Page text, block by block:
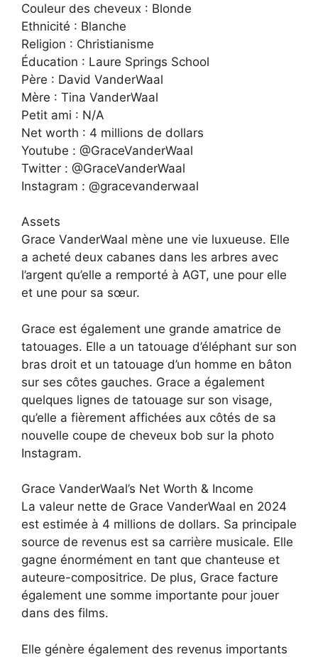
Couleur des cheveux : Blonde
Ethnicité : Blanche
Religion : Christianisme
Éducation : Laure Springs School
Père : David VanderWaal
Mère : Tina VanderWaal
Petit ami : N/A
Net worth : 4 millions de dollars
Youtube : @GraceVanderWaal
Twitter : @GraceVanderWaal
Instagram : @gracevanderwaal
Assets
Grace VanderWaal mène une vie luxueuse. Elle
a acheté deux cabanes dans les arbres avec
l’argent qu’elle a remporté à AGT, une pour elle
et une pour sa sœur.
Grace est également une grande amatrice de
tatouages. Elle a un tatouage d’éléphant sur son
bras droit et un tatouage d’un homme en bâton
sur ses côtes gauches. Grace a également
quelques lignes de tatouage sur son visage,
qu’elle a fièrement affichées aux côtés de sa
nouvelle coupe de cheveux bob sur la photo
Instagram.
Grace VanderWaal’s Net Worth & Income
La valeur nette de Grace VanderWaal en 2024
est estimée à 4 millions de dollars. Sa principale
source de revenus est sa carrière musicale. Elle
gagne énormément en tant que chanteuse et
auteure-compositrice. De plus, Grace facture
également une somme importante pour jouer
dans des films.
Elle génère également des revenus importants